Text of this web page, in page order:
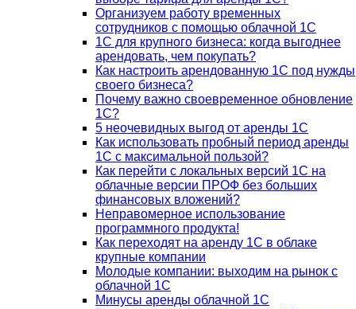
Организуем работу временных
сотрудников с помощью облачной 1С
1С для крупного бизнеса: когда выгоднее
арендовать, чем покупать?
Как настроить арендованную 1С под нужды
своего бизнеса?
Почему важно своевременное обновление
1С?
5 неочевидных выгод от аренды 1С
Как использовать пробный период аренды
1С с максимальной пользой?
Как перейти с локальных версий 1С на
облачные версии ПРОФ без больших
финансовых вложений?
Неправомерное использование
программного продукта!
Как переходят на аренду 1С в облаке
крупные компании
Молодые компании: выходим на рынок с
облачной 1С
Минусы аренды облачной 1С